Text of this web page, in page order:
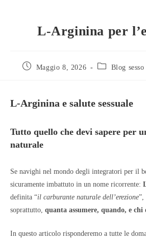
L-Arginina per
Maggio 8, 2026 Blog sesso
L-Arginina e salute sessuale
Tutto quello che devi sapere per
naturale
Se navighi nel mondo degli integratori per il
sicuramente imbattuto in un nome ricorrente:
definita “il carburante naturale dell’erezione”,
soprattutto, quanta assumere, quando, e chi
In questo articolo risponderemo a tutte le